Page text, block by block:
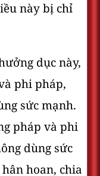
này bị chỉ
dục này,
phi pháp,
sức mạnh.
pháp và phi
dùng sức
hoan, chia